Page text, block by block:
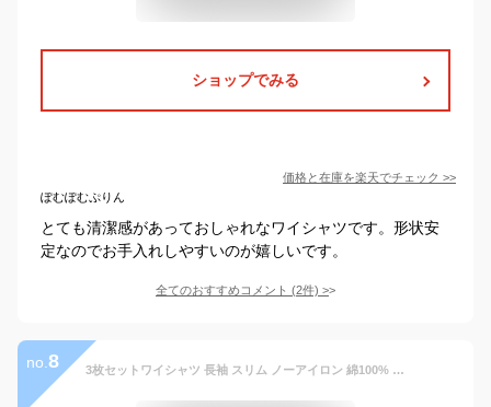
ショップでみる
価格と在庫を楽天でチェック >>
ぽむぽむぷりん
とても清潔感があっておしゃれなワイシャツです。形状安
定なのでお手入れしやすいのが嬉しいです。
全てのおすすめコメント (2件) >
no. 8 3枚セットワイシャツ 長袖 スリム ノーアイロン 綿100% 形態安定 メンズ 標準体 コットン Yシャツ 形状記憶 形状安定 ノンアイロン カッターシャツ ビジネス ボタンダウン ワイド ホワイト 白 ブルー ストライプ 無地 就活 おしゃれ 仕事 細身体 父 オーソドックス